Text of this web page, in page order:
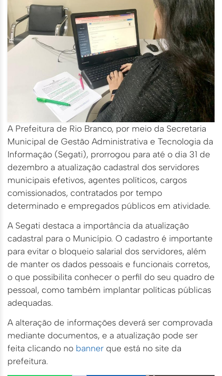
A Prefeitura de Rio Branco, por meio da Secretaria
Municipal de Gestão Administrativa e Tecnologia da
Informação (Segati), prorrogou para até o dia 31 de
dezembro a atualização cadastral dos servidores
municipais efetivos, agentes políticos, cargos
comissionados, contratados por tempo
determinado e empregados públicos em atividade.
A Segati destaca a importância da atualização
cadastral para o Município. O cadastro é importante
para evitar o bloqueio salarial dos servidores, além
de manter os dados pessoais e funcionais corretos,
o que possibilita conhecer o perfil do seu quadro de
pessoal, como também implantar políticas públicas
adequadas.
A alteração de informações deverá ser comprovada
mediante documentos, e a atualização pode ser
feita clicando no banner que está no site da
prefeitura.